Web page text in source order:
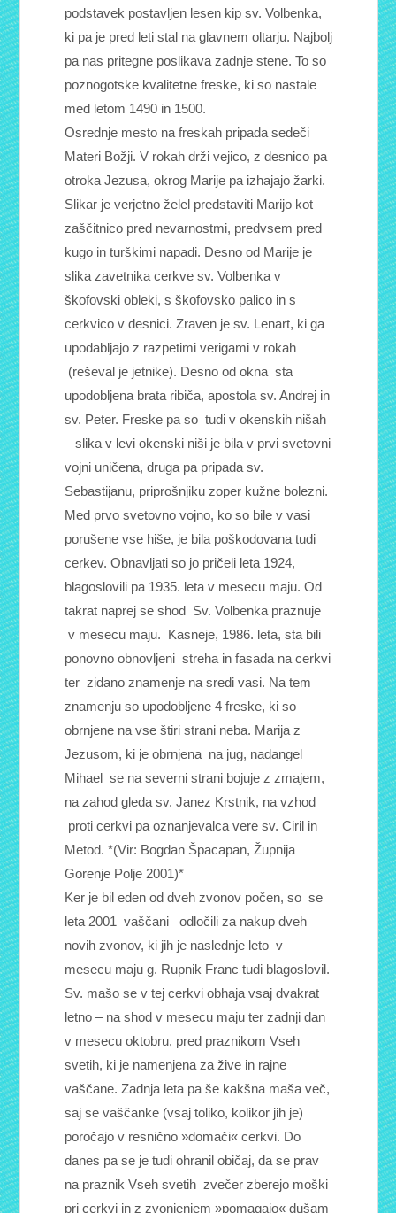
podstavek postavljen lesen kip sv. Volbenka,
ki pa je pred leti stal na glavnem oltarju. Najbolj
pa nas pritegne poslikava zadnje stene. To so
poznogotske kvalitetne freske, ki so nastale
med letom 1490 in 1500.
Osrednje mesto na freskah pripada sedeči
Materi Božji. V rokah drži vejico, z desnico pa
otroka Jezusa, okrog Marije pa izhajajo žarki.
Slikar je verjetno želel predstaviti Marijo kot
zaščitnico pred nevarnostmi, predvsem pred
kugo in turškimi napadi. Desno od Marije je
slika zavetnika cerkve sv. Volbenka v
škofovski obleki, s škofovsko palico in s
cerkvico v desnici. Zraven je sv. Lenart, ki ga
upodabljajo z razpetimi verigami v rokah
(reševal je jetnike). Desno od okna sta
upodobljena brata ribiča, apostola sv. Andrej in
sv. Peter. Freske pa so tudi v okenskih nišah
– slika v levi okenski niši je bila v prvi svetovni
vojni uničena, druga pa pripada sv.
Sebastijanu, priprošnjiku zoper kužne bolezni.
Med prvo svetovno vojno, ko so bile v vasi
porušene vse hiše, je bila poškodovana tudi
cerkev. Obnavljati so jo pričeli leta 1924,
blagoslovili pa 1935. leta v mesecu maju. Od
takrat naprej se shod Sv. Volbenka praznuje
v mesecu maju. Kasneje, 1986. leta, sta bili
ponovno obnovljeni streha in fasada na cerkvi
ter zidano znamenje na sredi vasi. Na tem
znamenju so upodobljene 4 freske, ki so
obrnjene na vse štiri strani neba. Marija z
Jezusom, ki je obrnjena na jug, nadangel
Mihael se na severni strani bojuje z zmajem,
na zahod gleda sv. Janez Krstnik, na vzhod
proti cerkvi pa oznanjevalca vere sv. Ciril in
Metod. *(Vir: Bogdan Špacapan, Župnija
Gorenje Polje 2001)*
Ker je bil eden od dveh zvonov počen, so se
leta 2001 vaščani odločili za nakup dveh
novih zvonov, ki jih je naslednje leto v
mesecu maju g. Rupnik Franc tudi blagoslovil.
Sv. mašo se v tej cerkvi obhaja vsaj dvakrat
letno – na shod v mesecu maju ter zadnji dan
v mesecu oktobru, pred praznikom Vseh
svetih, ki je namenjena za žive in rajne
vaščane. Zadnja leta pa še kakšna maša več,
saj se vaščanke (vsaj toliko, kolikor jih je)
poročajo v resnično »domači« cerkvi. Do
danes pa se je tudi ohranil običaj, da se prav
na praznik Vseh svetih zvečer zberejo moški
pri cerkvi in z zvonjenjem »pomagajo« dušam